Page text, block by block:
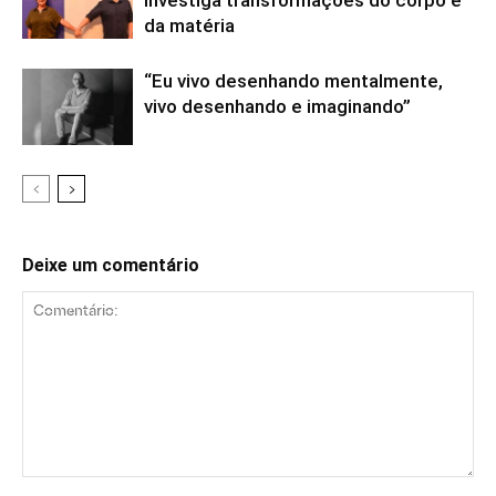
da matéria
“Eu vivo desenhando mentalmente,
vivo desenhando e imaginando”
Deixe um comentário